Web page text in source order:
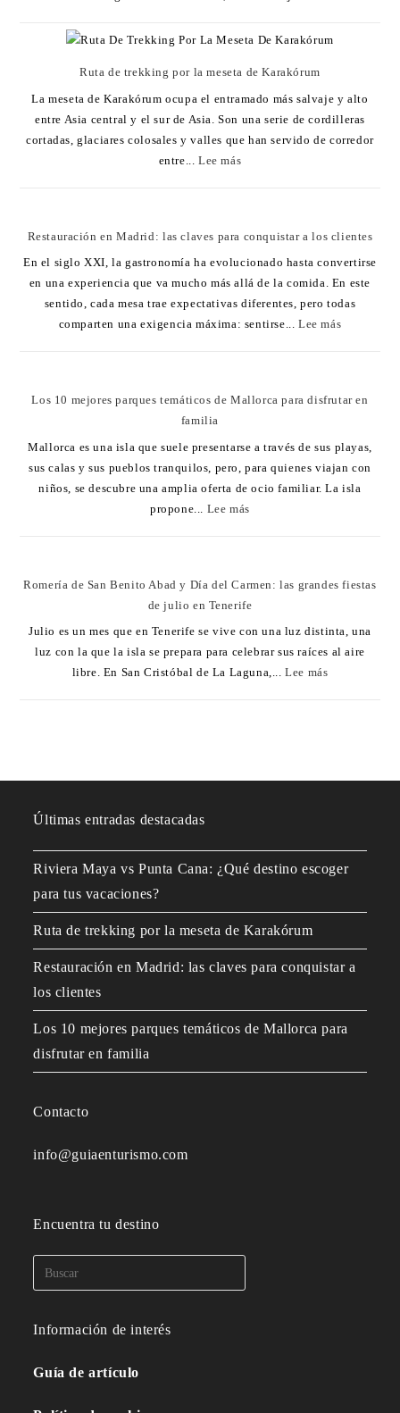
Ruta de trekking por la meseta de Karakórum
La meseta de Karakórum ocupa el entramado más salvaje y alto
entre Asia central y el sur de Asia. Son una serie de cordilleras
cortadas, glaciares colosales y valles que han servido de corredor
entre...Lee más
Restauración en Madrid: las claves para conquistar a los clientes
En el siglo XXI, la gastronomía ha evolucionado hasta convertirse
en una experiencia que va mucho más allá de la comida. En este
sentido, cada mesa trae expectativas diferentes, pero todas
comparten una exigencia máxima: sentirse...Lee más
Los 10 mejores parques temáticos de Mallorca para disfrutar en
familia
Mallorca es una isla que suele presentarse a través de sus playas,
sus calas y sus pueblos tranquilos, pero, para quienes viajan con
niños, se descubre una amplia oferta de ocio familiar. La isla
propone... Lee más
Romería de San Benito Abad y Día del Carmen: las grandes fiestas
de julio en Tenerife
Julio es un mes que en Tenerife se vive con una luz distinta, una
luz con la que la isla se prepara para celebrar sus raíces al aire
libre. En San Cristóbal de La Laguna,...Lee más
Últimas entradas destacadas
Riviera Maya vs Punta Cana: ¿Qué destino escoger
para tus vacaciones?
Ruta de trekking por la meseta de Karakórum
Restauración en Madrid: las claves para conquistar a
los clientes
Los 10 mejores parques temáticos de Mallorca para
disfrutar en familia
Contacto
info@guiaenturismo.com
Encuentra tu destino
Información de interés
Guía de artículo